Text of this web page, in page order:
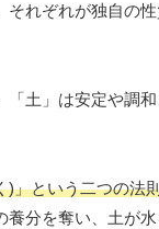
れぞれが独自の
土」は安定や調
)」という二つの法
分を奪い、土が